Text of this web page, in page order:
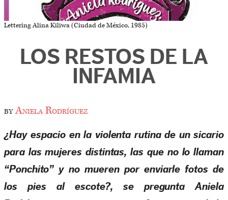
Lettering Alina Kiliwa (Ciudad de México, 1985)
LOS RESTOS DE LA
INFAMIA
byAniela Rodríguez
¿Hay espacio en la violenta rutina de un sicario
para las mujeres distintas, las que no lo llaman
“Ponchito” y no mueren por enviarle fotos de
los pies al escote?, se pregunta Aniela